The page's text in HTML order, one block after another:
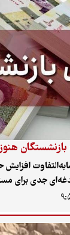
جدی برای
دولت و